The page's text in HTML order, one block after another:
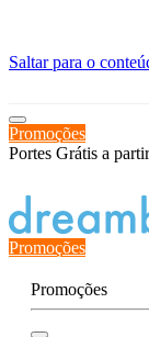
Saltar para o
Promoções
Portes Grátis a
Promoções
Promoções
≡